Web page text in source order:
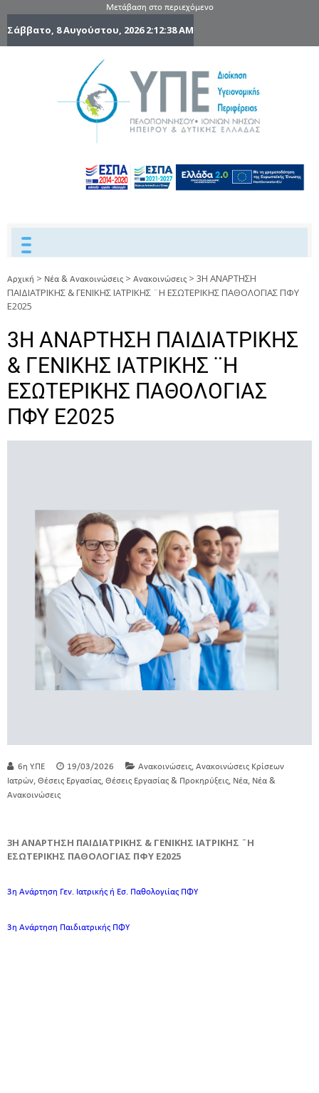
Μετάβαση στο περιεχόμενο
Σάββατο, 8 Αυγούστου, 20262:12:39 AM
Ηπείρου
Δυτικής
Ελλάδας
Αρχική > Νέα & Ανακοινώσεις > Ανακοινώσεις > 3Η ΑΝΑΡΤΗΣΗ
ΠΑΙΔΙΑΤΡΙΚΗΣ & ΓΕΝΙΚΗΣ ΙΑΤΡΙΚΗΣ ¨Η ΕΣΩΤΕΡΙΚΗΣ ΠΑΘΟΛΟΓΙΑΣ ΠΦΥ
Ε2025
3Η ΑΝΑΡΤΗΣΗ ΠΑΙΔΙΑΤΡΙΚΗΣ
& ΓΕΝΙΚΗΣ ΙΑΤΡΙΚΗΣ ¨Η
ΕΣΩΤΕΡΙΚΗΣ ΠΑΘΟΛΟΓΙΑΣ
ΠΦΥ Ε2025
6η Υ.ΠΕ 19/03/2026 Ανακοινώσεις Ανακοινώσεις Κρίσεων
Ιατρών Θέσεις Εργασίας Θέσεις Εργασίας & Προκηρύξεις Νέα Νέα &
Ανακοινώσεις
3Η ΑΝΑΡΤΗΣΗ ΠΑΙΔΙΑΤΡΙΚΗΣ & ΓΕΝΙΚΗΣ ΙΑΤΡΙΚΗΣ ¨Η
ΕΣΩΤΕΡΙΚΗΣ ΠΑΘΟΛΟΓΙΑΣ ΠΦΥ Ε2025
3η Ανάρτηση Γεν. Ιατρικής ή Εσ. Παθολογιίας ΠΦΥ
3η Ανάρτηση Παιδιατρικής ΠΦΥ